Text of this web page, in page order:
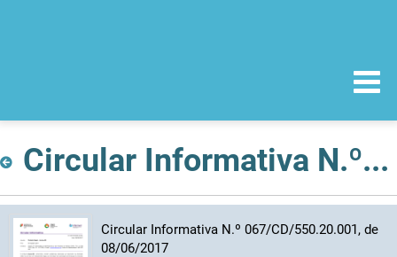
Circular Informativa N.º 067/CD/550.20.001, de 08/06/2017
Circular Informativa N.º 067/CD/550.20.001, de
08/06/2017